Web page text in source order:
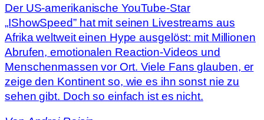
Der US-amerikanische YouTube-Star
„IShowSpeed” hat mit seinen Livestreams aus
Afrika weltweit einen Hype ausgelöst: mit Millionen
Abrufen, emotionalen Reaction-Videos und
Menschenmassen vor Ort. Viele Fans glauben, er
zeige den Kontinent so, wie es ihn sonst nie zu
sehen gibt. Doch so einfach ist es nicht.